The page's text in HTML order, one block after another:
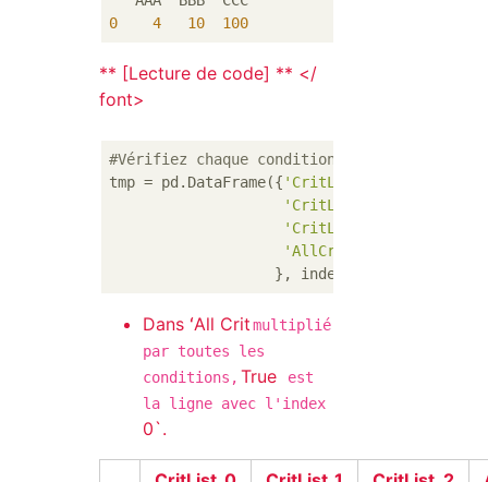
0
4 10 100
** [Lecture de code] ** </
font>
#Vérifiez chaque condition comme une trame
tmp = pd.DataFrame({ 'CritList_0'
'CritList_1'
'CritList_2'
'AllCrit'
                   }, index=[
Dans ʻAll Critmultiplié
par toutes les
conditions, True
est
la ligne avec l'index
0`.